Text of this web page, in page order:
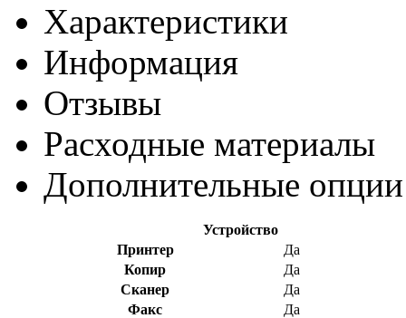
Характеристики
Информация
Отзывы
Раcходные материалы
Дополнительные опции
Устройство
Принтер
Да
Копир
Да
Сканер
Да
Факс
Да